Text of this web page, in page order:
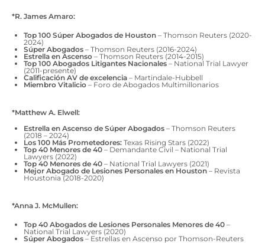
*R. James Amaro:
Top 100 Súper Abogados de Houston – Thomson Reuters (2020-
2024)
Súper Abogados – Thomson Reuters (2016-2024)
Estrella en Ascenso – Thomson Reuters (2014-2015)
Top 100 Abogados Litigantes Nacionales – National Trial Lawyer
(2011-presente)
Calificación AV de excelencia – Martindale-Hubbell
Miembro Vitalicio – Foro de Abogados Multimillonarios
*Matthew A. Elwell:
Estrella en Ascenso de Súper Abogados – Thomson Reuters
(2018 – 2024)
Los 100 Más Prometedores: Texas Rising Stars (2022)
Top 40 Menores de 40 – Demandante Civil – National Trial
Lawyers (2022)
Top 40 Menores de 40 – National Trial Lawyers (2021)
Mejor Abogado de Lesiones Personales en Houston– Revista
Houstonia (2018-2020)
*Anna J. McMullen:
Top 40 Abogados de Lesiones Personales Menores de 40 –
National Trial Lawyers (2020)
Súper Abogados – Estrellas en Ascenso por Thomson-Reuters